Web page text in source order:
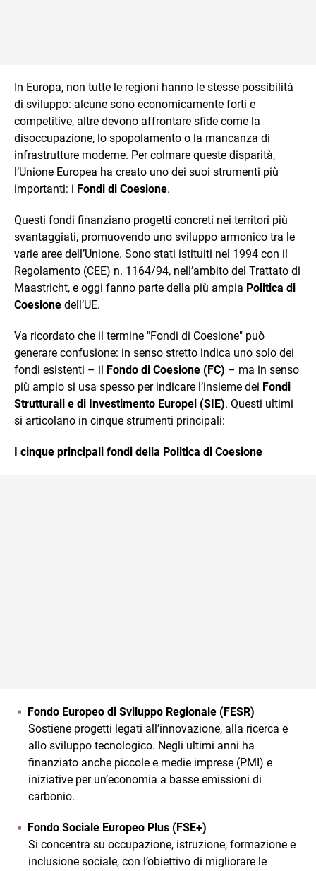
In Europa, non tutte le regioni hanno le stesse possibilità
di sviluppo: alcune sono economicamente forti e
competitive, altre devono affrontare sfide come la
disoccupazione, lo spopolamento o la mancanza di
infrastrutture moderne. Per colmare queste disparità,
l’Unione Europea ha creato uno dei suoi strumenti più
importanti: i Fondi di Coesione.
Questi fondi finanziano progetti concreti nei territori più
svantaggiati, promuovendo uno sviluppo armonico tra le
varie aree dell’Unione. Sono stati istituiti nel 1994 con il
Regolamento (CEE) n. 1164/94, nell’ambito del Trattato di
Maastricht, e oggi fanno parte della più ampia Politica di
Coesione dell’UE.
Va ricordato che il termine "Fondi di Coesione" può
generare confusione: in senso stretto indica uno solo dei
fondi esistenti – il Fondo di Coesione (FC) – ma in senso
più ampio si usa spesso per indicare l’insieme dei Fondi
Strutturali e di Investimento Europei (SIE). Questi ultimi
si articolano in cinque strumenti principali:
I cinque principali fondi della Politica di Coesione
Fondo Europeo di Sviluppo Regionale (FESR)
Sostiene progetti legati all’innovazione, alla ricerca e
allo sviluppo tecnologico. Negli ultimi anni ha
finanziato anche piccole e medie imprese (PMI) e
iniziative per un’economia a basse emissioni di
carbonio.
Fondo Sociale Europeo Plus (FSE+)
Si concentra su occupazione, istruzione, formazione e
inclusione sociale, con l’obiettivo di migliorare le